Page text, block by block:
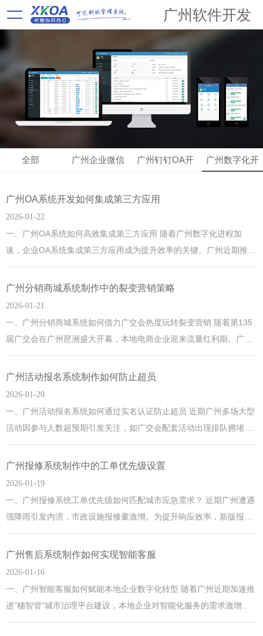
广州软件开发
全部 广州企业微信 广州钉钉OA开 广州数字化开
广州OA系统开发如何集成第三方应用
2026-01-22
一、广州OA系统如何高效集成第三方应用 随着广州数字化进程加
速，企业OA系统集成第三方应用成为提升效率的关键。广州近期推出
的“智慧政务2.0”计划，鼓励企业通过API接口无缝对接税务、社保等
政务平台，例如与“粤省事”数据互通，实现一键申报。技术层面可采
广州分销商城系统制作中的裂变营销策略
2026-01-21
一、广州分销商城系统如何借力广交会热度玩转裂变营销 随着第135
届广交会在广州琶洲盛大开幕，本地电商企业迎来流量红利期。广州
分销商城系统可通过"老客带新客享双倍积分"的裂变策略，将会展期
间激增的线下客源转化为线上私域流量。结合广州近期推出的"跨境电
广州活动报名系统制作如何防止超员
2026-01-20
一、广州活动报名系统如何通过实名认证防止超员 近期广州多场大型
活动因参与人数超预期引发关注，如广交会配套活动出现排队拥堵现
象。为解决这一问题，广州活动报名系统已升级实名认证功能，通过
身份证绑定和人脸识别技术，确保每个名额对应唯一参与者。系统还
广州报修系统制作中的工单优先级设置
2026-01-19
一、广州报修系统工单优先级如何匹配城市应急需求？ 近期广州遭遇
强降雨引发内涝，市政设施报修量激增。为提升响应效率，新版报修
系统将工单分为"防汛抢险""民生紧急""常规维护"三级，其中积水点抢
修自动触发红色优先级，与广州当前"龙舟水"防御工作形成联动。广
广州售后系统制作如何实现智能客服
2026-01-16
一、广州智能客服如何赋能本地企业数字化转型 随着广州近期加速推
进"穗智管"城市治理平台建设，本地企业对智能化服务的需求激增。
广州售后系统通过AI语义分析技术，可自动识别用户咨询意图，结合